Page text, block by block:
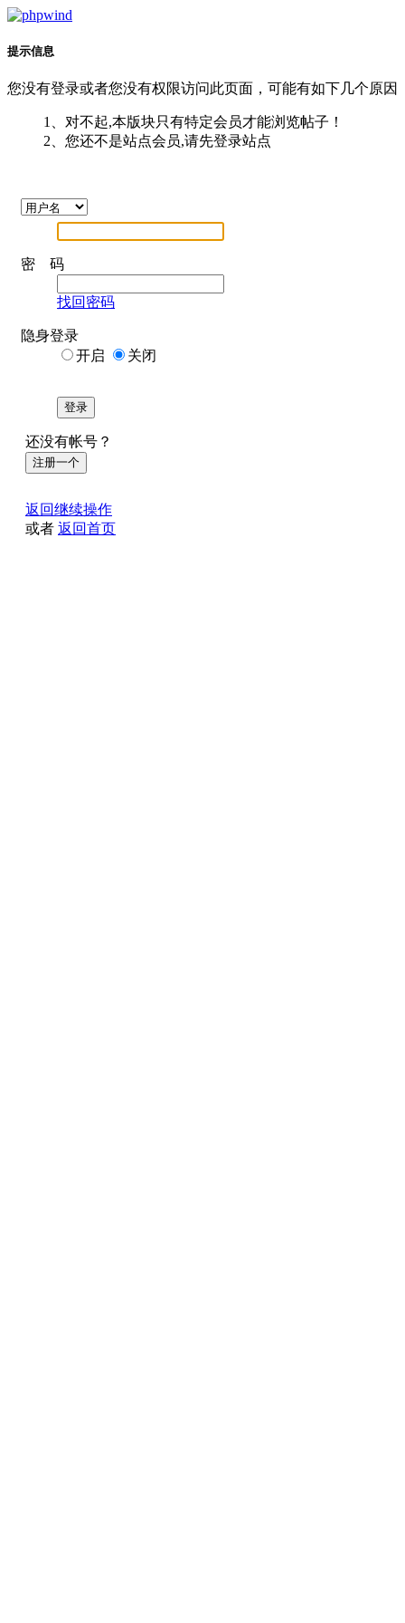
提示信息
您没有登录或者您没有权限访问此页面，可能有如下几个原因
1、对不起,本版块只有特定会员才能浏览帖子！
2、您还不是站点会员,请先登录站点
密 码
找回密码
隐身登录
开启
关闭
登录
还没有帐号？
注册一个
返回继续操作
或者 返回首页